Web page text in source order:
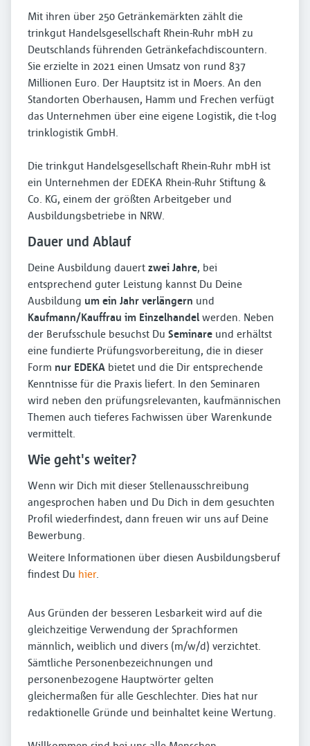
Mit ihren über 250 Getränkemärkten zählt die
trinkgut Handelsgesellschaft Rhein-Ruhr mbH zu
Deutschlands führenden Getränkefachdiscountern.
Sie erzielte in 2021 einen Umsatz von rund 837
Millionen Euro. Der Hauptsitz ist in Moers. An den
Standorten Oberhausen, Hamm und Frechen verfügt
das Unternehmen über eine eigene Logistik, die t-log
trinklogistik GmbH.
Die trinkgut Handelsgesellschaft Rhein-Ruhr mbH ist
ein Unternehmen der EDEKA Rhein-Ruhr Stiftung &
Co. KG, einem der größten Arbeitgeber und
Ausbildungsbetriebe in NRW.
Dauer und Ablauf
Deine Ausbildung dauert zwei Jahre, bei
entsprechend guter Leistung kannst Du Deine
Ausbildung um ein Jahr verlängern und
Kaufmann/Kauffrau im Einzelhandel werden. Neben
der Berufsschule besuchst Du Seminare und erhältst
eine fundierte Prüfungsvorbereitung, die in dieser
Form nur EDEKA bietet und die Dir entsprechende
Kenntnisse für die Praxis liefert. In den Seminaren
wird neben den prüfungsrelevanten, kaufmännischen
Themen auch tieferes Fachwissen über Warenkunde
vermittelt.
Wie geht's weiter?
Wenn wir Dich mit dieser Stellenausschreibung
angesprochen haben und Du Dich in dem gesuchten
Profil wiederfindest, dann freuen wir uns auf Deine
Bewerbung.
Weitere Informationen über diesen Ausbildungsberuf
findest Du hier.
Aus Gründen der besseren Lesbarkeit wird auf die
gleichzeitige Verwendung der Sprachformen
männlich, weiblich und divers (m/w/d) verzichtet.
Sämtliche Personenbezeichnungen und
personenbezogene Hauptwörter gelten
gleichermaßen für alle Geschlechter. Dies hat nur
redaktionelle Gründe und beinhaltet keine Wertung.